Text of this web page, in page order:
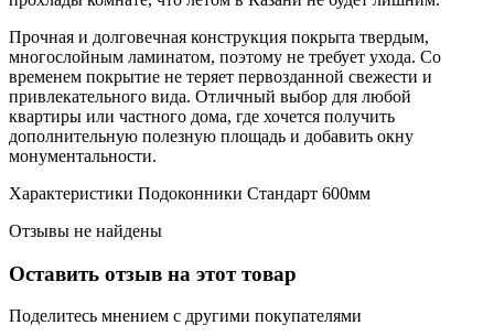
Прочная и долговечная конструкция покрыта твердым,
многослойным ламинатом, поэтому не требует ухода. Со
временем покрытие не теряет первозданной свежести и
привлекательного вида. Отличный выбор для любой
квартиры или частного дома, где хочется получить
дополнительную полезную площадь и добавить окну
монументальности.
Характеристики Подоконники Стандарт 600мм
Отзывы не найдены
Оставить отзыв на этот товар
Поделитесь мнением с другими покупателями